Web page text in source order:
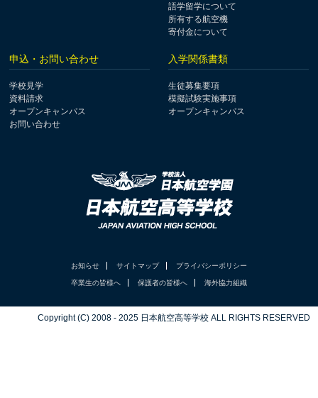
語学留学について
所有する航空機
寄付金について
申込・お問い合わせ
学校見学
資料請求
オープンキャンパス
お問い合わせ
入学関係書類
生徒募集要項
模擬試験実施事項
オープンキャンパス
お知らせ サイトマップ プライバシーポリシー
卒業生の皆様へ 保護者の皆様へ 海外協力組織
Copyright (C) 2008 - 2025 日本航空高等学校 ALL RIGHTS RESERVED